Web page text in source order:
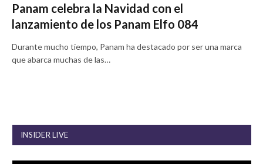
Panam celebra la Navidad con el
lanzamiento de los Panam Elfo 084
Durante mucho tiempo, Panam ha destacado por ser una marca
que abarca muchas de las…
INSIDER LIVE